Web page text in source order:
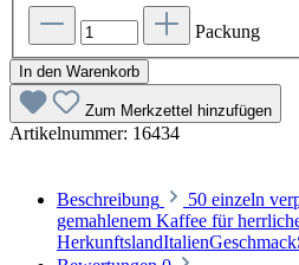
Packung
In den Warenkorb
Zum Merkzettel hinzufügen
Artikelnummer: 16434
Beschreibung
50 einzeln
gemahlenem Kaffee für